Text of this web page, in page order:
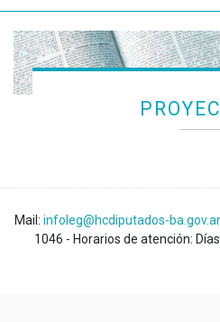
Mail: infoleg@hcdiputados-ba.gov.ar
1046 - Horarios de atención: